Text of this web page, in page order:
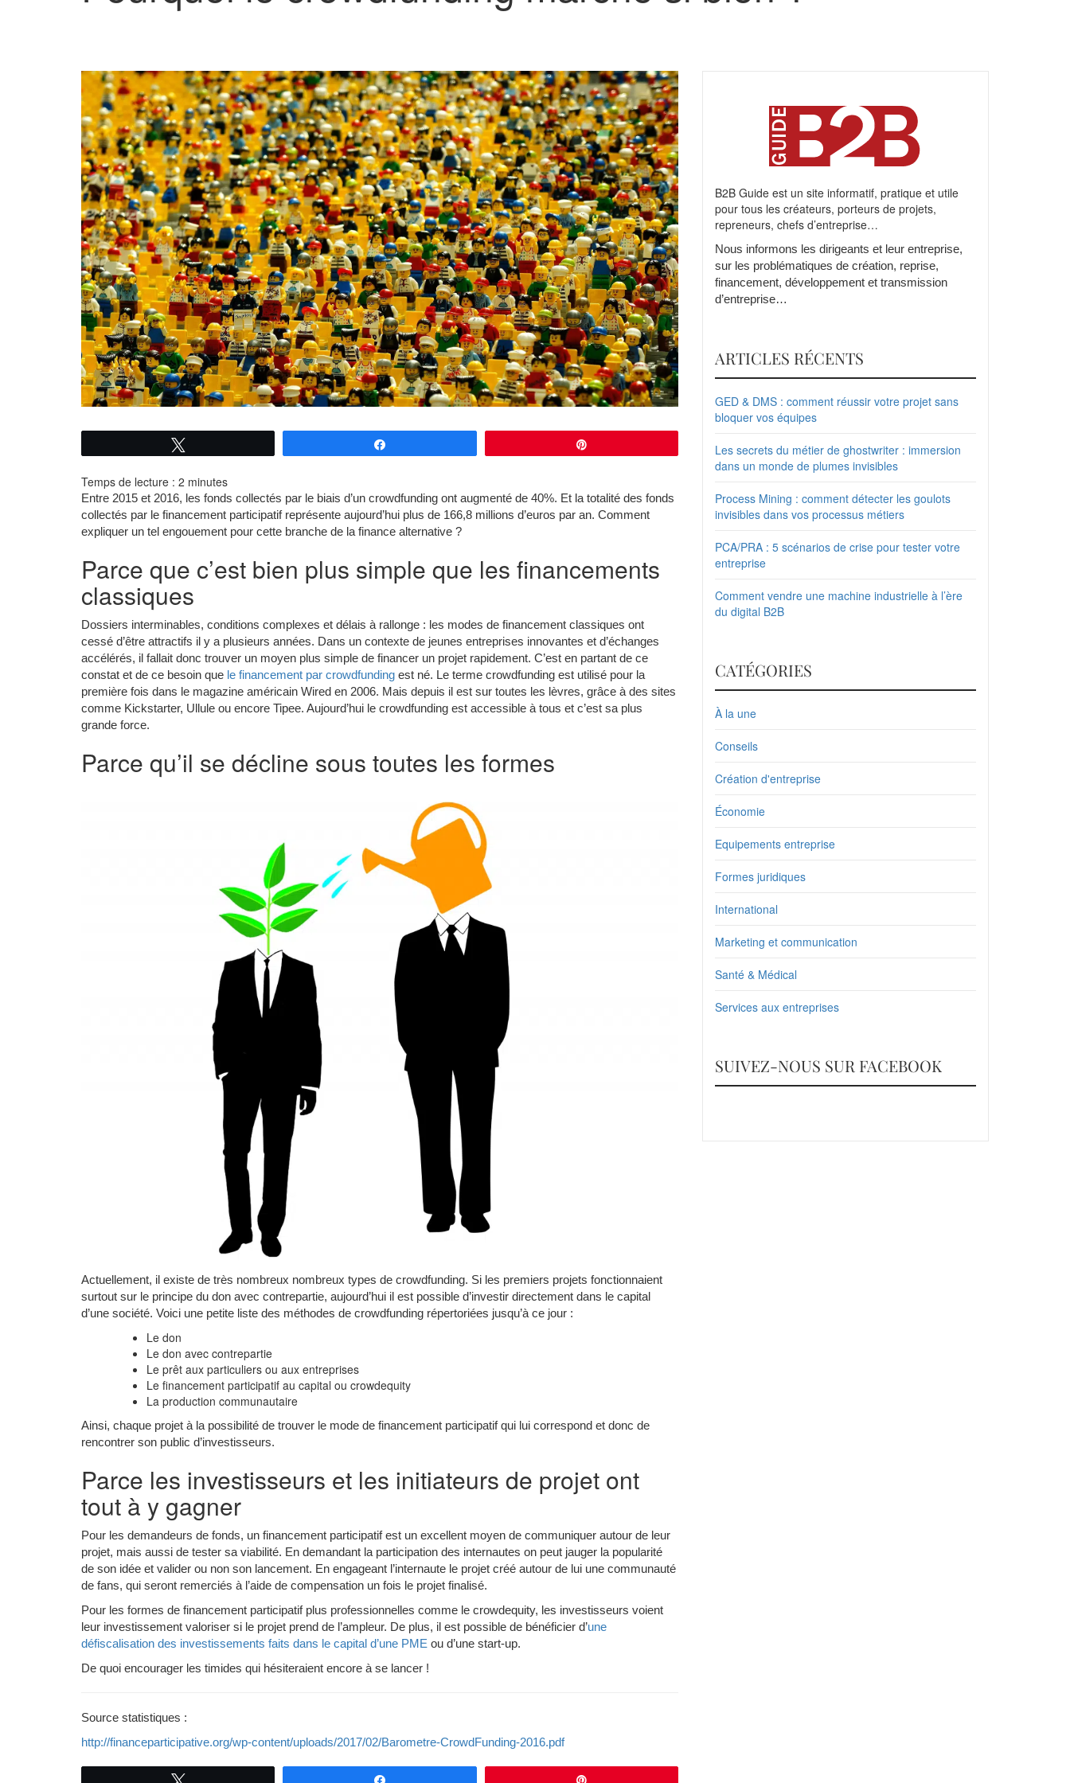
Temps de lecture : 2 minutes
Entre 2015 et 2016, les fonds collectés par le biais d’un crowdfunding ont augmenté de 40%. Et la totalité des fonds
collectés par le financement participatif représente aujourd’hui plus de 166,8 millions d’euros par an. Comment
expliquer un tel engouement pour cette branche de la finance alternative ?
Parce que c’est bien plus simple que les financements
classiques
Dossiers interminables, conditions complexes et délais à rallonge : les modes de financement classiques ont
cessé d’être attractifs il y a plusieurs années. Dans un contexte de jeunes entreprises innovantes et d’échanges
accélérés, il fallait donc trouver un moyen plus simple de financer un projet rapidement. C’est en partant de ce
constat et de ce besoin que le financement par crowdfunding est né. Le terme crowdfunding est utilisé pour la
première fois dans le magazine américain Wired en 2006. Mais depuis il est sur toutes les lèvres, grâce à des sites
comme Kickstarter, Ullule ou encore Tipee. Aujourd’hui le crowdfunding est accessible à tous et c’est sa plus
grande force.
Parce qu’il se décline sous toutes les formes
Actuellement, il existe de très nombreux nombreux types de crowdfunding. Si les premiers projets fonctionnaient
surtout sur le principe du don avec contrepartie, aujourd’hui il est possible d’investir directement dans le capital
d’une société. Voici une petite liste des méthodes de crowdfunding répertoriées jusqu’à ce jour :
Le don
Le don avec contrepartie
Le prêt aux particuliers ou aux entreprises
Le financement participatif au capital ou crowdequity
La production communautaire
Ainsi, chaque projet à la possibilité de trouver le mode de financement participatif qui lui correspond et donc de
rencontrer son public d’investisseurs.
Parce les investisseurs et les initiateurs de projet ont
tout à y gagner
Pour les demandeurs de fonds, un financement participatif est un excellent moyen de communiquer autour de leur
projet, mais aussi de tester sa viabilité. En demandant la participation des internautes on peut jauger la popularité
de son idée et valider ou non son lancement. En engageant l’internaute le projet créé autour de lui une communauté
de fans, qui seront remerciés à l’aide de compensation un fois le projet finalisé.
Pour les formes de financement participatif plus professionnelles comme le crowdequity, les investisseurs voient
leur investissement valoriser si le projet prend de l’ampleur. De plus, il est possible de bénéficier d’une
défiscalisation des investissements faits dans le capital d’une PME ou d’une start-up.
De quoi encourager les timides qui hésiteraient encore à se lancer !
Source statistiques :
http://financeparticipative.org/wp-content/uploads/2017/02/Barometre-CrowdFunding-2016.pdf
B2B Guide est un site informatif, pratique et utile
pour tous les créateurs, porteurs de projets,
repreneurs, chefs d’entreprise…
Nous informons les dirigeants et leur entreprise,
sur les problématiques de création, reprise,
financement, développement et transmission
d’entreprise…
ARTICLES RÉCENTS
GED & DMS : comment réussir votre projet sans
bloquer vos équipes
Les secrets du métier de ghostwriter : immersion
dans un monde de plumes invisibles
Process Mining : comment détecter les goulots
invisibles dans vos processus métiers
PCA/PRA : 5 scénarios de crise pour tester votre
entreprise
Comment vendre une machine industrielle à l’ère
du digital B2B
CATÉGORIES
À la une
Conseils
Création d'entreprise
Économie
Equipements entreprise
Formes juridiques
International
Marketing et communication
Santé & Médical
Services aux entreprises
SUIVEZ-NOUS SUR FACEBOOK